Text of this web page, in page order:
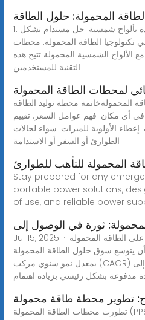
المحمولة: حلول الطاقة
1. محطات الطاقة المحمولة المزودة بألواح شمسية: حل مستدام تشكل
تكنولوجيا الطاقة المحمولة. محطات
الألواح الشمسية المحمولة تتيح هذه
التقنية للمستخدمين
لمحطات الطاقة المحمولة
المحمولةخاتمة محطة توليد الطاقة
في أي مكان. فهم عوامل السعر. تقييم
الأولوية للميزات. سواء لحالات
الطوارئ أو السفر أو الاستدامة
المحمولة للتأهب للطوارئ
Stay prepared for any
portable power solutions,
of use, and reliable power
ثورة في الوصول إلى
Jul 15, 2025 · نمو بنسبة 17% سنويًا في الطلب على الطاقة المحمولة
أن يتوسع سوق حلول الطاقة المحمولة
بمعدل نمو سنوي مركب (CAGR) قوي بنسبة 17٪ من عام 2025 إلى
تطوير محطة طاقة محمولة
تطورت محطات الطاقة المحمولة (PPS) من معدات تخييم متخصصة